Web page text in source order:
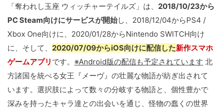
「奪われし玉座 ウィッチャーテイルズ」は、 2018/10/23から
PC Steam向けにサービスが開始し、2018/12/04からPS4 /
Xbox One向けに、2020/01/28からNintendo SWITCH向け
に、そして、 2020/07/09からiOS向けに配信した新作スマホ
ゲームアプリ です。 ※Android版の配信も予定されています 北
方諸国を統べる女王『メーヴ』の壮麗な物語が紡ぎ出されて
います。選択肢によって数々の分岐する物語と、個性豊かで
深みを持ったキャラ達との出会いを通じ、怪物の蠢くの世界